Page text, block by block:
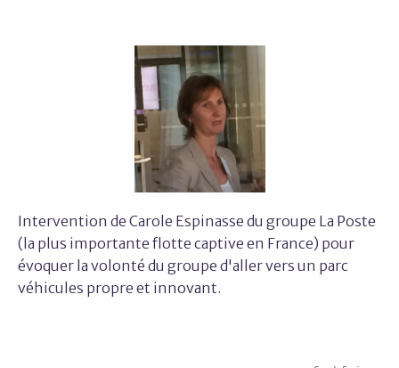
Intervention de Carole Espinasse du groupe La Poste
(la plus importante flotte captive en France) pour
évoquer la volonté du groupe d'aller vers un parc
véhicules propre et innovant.